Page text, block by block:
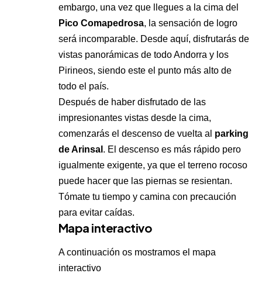
embargo, una vez que llegues a la cima del
Pico Comapedrosa, la sensación de logro
será incomparable. Desde aquí, disfrutarás de
vistas panorámicas de todo Andorra y los
Pirineos, siendo este el punto más alto de
todo el país.
Después de haber disfrutado de las
impresionantes vistas desde la cima,
comenzarás el descenso de vuelta al parking
de Arinsal . El descenso es más rápido pero
igualmente exigente, ya que el terreno rocoso
puede hacer que las piernas se resientan.
Tómate tu tiempo y camina con precaución
para evitar caídas.
Mapa interactivo
A continuación os mostramos el mapa
interactivo